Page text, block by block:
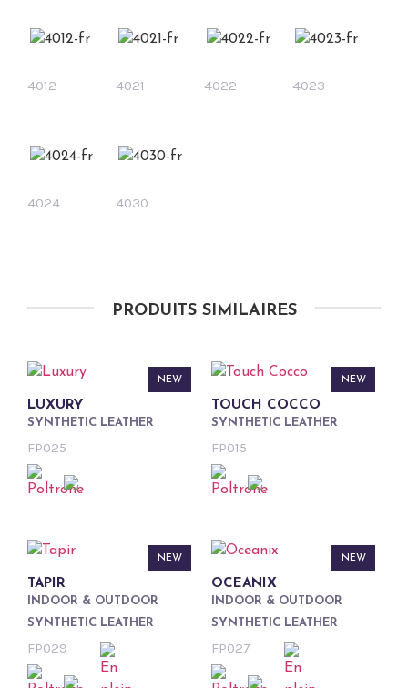
4012 4021 4022 4023
4024 4030
PRODUITS SIMILAIRES
NEW
LUXURY
SYNTHETIC LEATHER
FP025
NEW
TOUCH COCCO
SYNTHETIC LEATHER
FP015
NEW
TAPIR
INDOOR & OUTDOOR
SYNTHETIC LEATHER
FP029
NEW
OCEANIX
INDOOR & OUTDOOR
SYNTHETIC LEATHER
FP027